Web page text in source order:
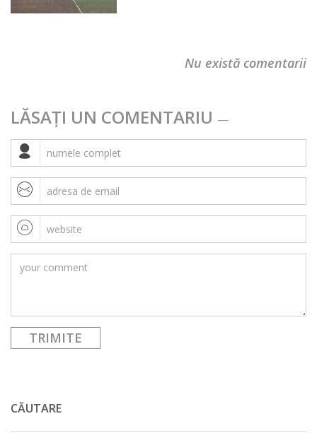
Nu există comentarii
LĂSAȚI UN COMENTARIU
CĂUTARE